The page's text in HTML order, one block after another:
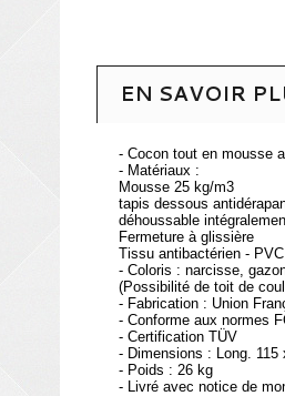
EN SAVOIR
- Cocon tout en mousse
- Matériaux :
Mousse 25 kg/m3
tapis dessous
déhoussable
Fermeture à glissière
Tissu antibactérien -
- Coloris : narcisse,
(Possibilité de toit de
- Fabrication : Union
- Conforme aux normes
- Certification TÜV
- Dimensions : Long.
- Poids : 26 kg
- Livré avec notice de